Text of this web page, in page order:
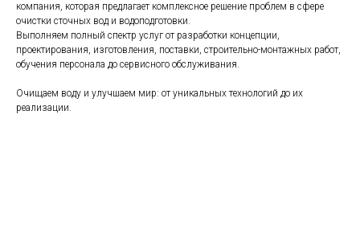
компания, которая предлагает комплексное решение проблем в сфере
очистки сточных вод и водоподготовки.
Выполняем полный спектр услуг от разработки концепции,
проектирования, изготовления, поставки, строительно-монтажных работ,
обучения персонала до сервисного обслуживания.
Очищаем воду и улучшаем мир: от уникальных технологий до их
реализации.